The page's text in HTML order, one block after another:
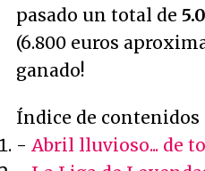
pasado un total de
(6.800 euros
ganado!
Índice de contenidos
- Abril lluvioso... de